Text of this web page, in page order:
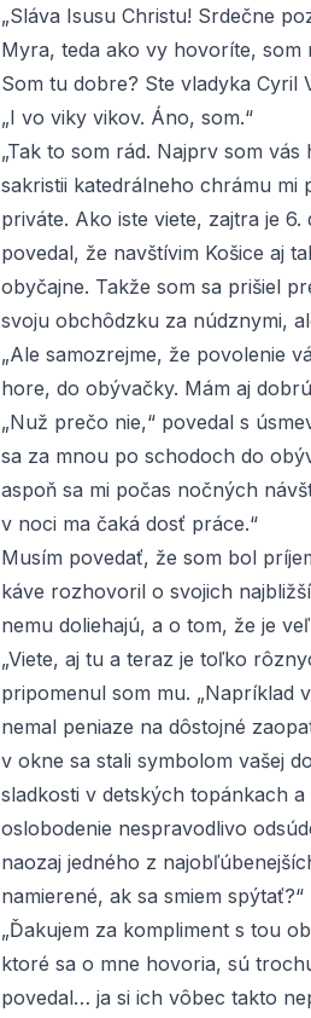
„Sláva Isusu Christu! Srdečne
Myra, teda ako vy hovoríte, som
Som tu dobre? Ste vladyka Cyril
„I vo viky vikov. Áno, som.“
„Tak to som rád. Najprv som
sakristii katedrálneho chrámu mi
priváte. Ako iste viete, zajtra je
povedal, že navštívim Košice aj
obyčajne. Takže som sa prišiel
svoju obchôdzku za núdznymi,
„Ale samozrejme, že povolenie
hore, do obývačky. Mám aj
„Nuž prečo nie,“ povedal s
sa za mnou po schodoch do
aspoň sa mi počas nočných
v noci ma čaká dosť práce.“
Musím povedať, že som bol
káve rozhovoril o svojich
nemu doliehajú, a o tom, že je
„Viete, aj tu a teraz je toľko
pripomenul som mu. „Napríklad
nemal peniaze na dôstojné
v okne sa stali symbolom vašej
sladkosti v detských topánkach
oslobodenie nespravodlivo
naozaj jedného z
namierené, ak sa smiem spýtať?“
„Ďakujem za kompliment s tou
ktoré sa o mne hovoria, sú
povedal… ja si ich vôbec takto